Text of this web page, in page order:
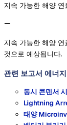
지속 가능한 해양
지속 가능한 해양
것으로 예상됩니다.
관련 보고서 에너지
동시 콘덴서
Lightning
태양